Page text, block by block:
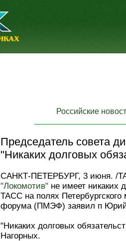
Российские
Председатель совета
"Никаких долговых
САНКТ-ПЕТЕРБУРГ, 3 июня. /
"Локомотив" не имеет никаких
ТАСС на полях Петербургского
форума (ПМЭФ) заявил п
"Никаких долговых
Нагорных.